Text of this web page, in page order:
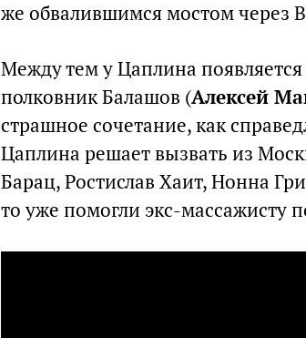
же обвалившимся мостом через
Между тем у Цаплина
полковник Балашов (Алексей
страшное сочетание, как
Цаплина решает вызвать из
Барац, Ростислав Хаит, Нонна
то уже помогли экс-массажисту